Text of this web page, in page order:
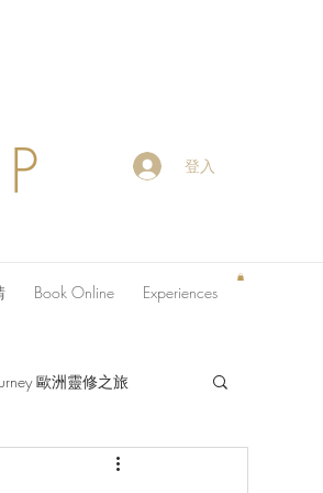
登入
Book Online Experiences
歐洲靈修之旅